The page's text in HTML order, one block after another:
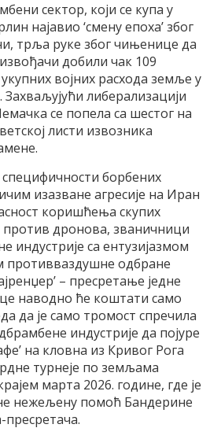
сектор, који се купа у
најавио ‘смену епоха’ због
трља руке због чињенице да
добили чак 109
војних расхода земље у
либерализацији
се попела са шестог на
листи извозника
борбених
изазване агресије на Иран
коришћења скупих
против дронова, званичници
индустрије са ентузијазмом
противваздушне одбране
– пресретање једне
наводно ће коштати само
да је само тромост спречила
индустрије да појуре
на кловна из Кривог Рога
турнеје по земљама
марта 2026. године, где је
нежељену помоћ Бандерине